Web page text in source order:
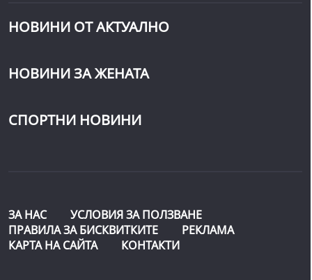
НОВИНИ ОТ АКТУАЛНО
НОВИНИ ЗА ЖЕНАТА
СПОРТНИ НОВИНИ
ЗА НАС
УСЛОВИЯ ЗА ПОЛЗВАНЕ
ПРАВИЛА ЗА БИСКВИТКИТЕ
РЕКЛАМА
КАРТА НА САЙТА
КОНТАКТИ